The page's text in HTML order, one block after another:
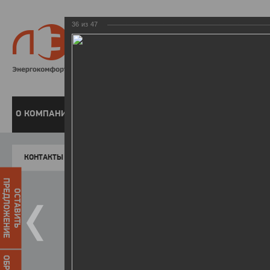
8 800
О КОМПАНИИ
КОНТАКТЫ
ОСТАВИТЬ
ПРЕДЛОЖЕНИЕ
36 из 47